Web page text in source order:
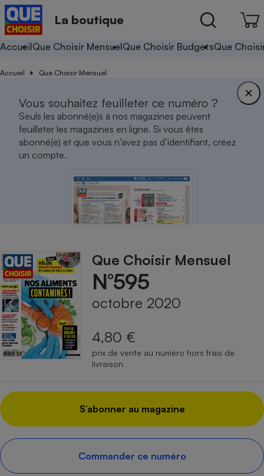
La boutique
AccueilQue Choisir MensuelQue Choisir BudgetsQue
Accueil Que Choisir Mensuel
Vous souhaitez feuilleter ce numéro ?
Seuls les abonné(e)s à nos magazines peuvent
feuilleter les magazines en ligne. Si vous êtes
abonné(e) et que vous n’avez pas d’identifiant, créez
un compte.
Que Choisir Mensuel
N°595
octobre 2020
4,80 €
prix de vente au numéro hors frais de
livraison
S’abonner au magazine
Commander ce numéro